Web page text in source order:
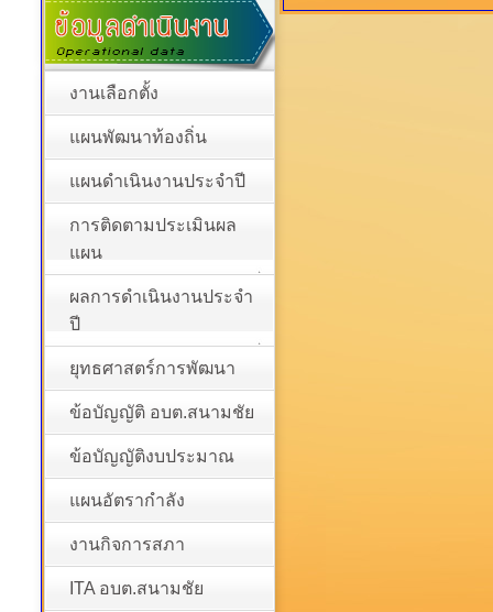
งานเลือกตั้ง
แผนพัฒนาท้องถิ่น
แผนดำเนินงานประจำปี
การติดตามประเมินผล
แผน
ผลการดำเนินงานประจำ
ปี
ยุทธศาสตร์การพัฒนา
ข้อบัญญัติ อบต.สนามชัย
ข้อบัญญัติงบประมาณ
แผนอัตรากำลัง
งานกิจการสภา
ITA อบต.สนามชัย